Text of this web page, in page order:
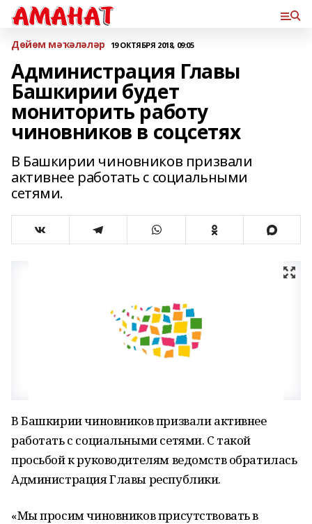
Дөйөм мәҡәләләр 19 ОКТЯБРЯ 2018, 09:05
Администрация Главы
Башкирии будет
мониторить работу
чиновников в соцсетях
В Башкирии чиновников призвали
активнее работать с социальными
сетями.
В Башкирии чиновников призвали активнее
работать с социальными сетями. С такой
просьбой к руководителям ведомств обратилась
Администрация Главы республики.
«Мы просим чиновников присутствовать в